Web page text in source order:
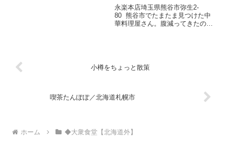
永楽本店埼玉県熊谷市弥生2-
80 熊谷市でたまたま見つけた中
華料理屋さん。腹減ってきたの
店なんだろう。 さて店内は、...
小樽をちょっと散策
喫茶たんぽぽ／北海道札幌市
ホーム ◆大衆食堂【北海道外】